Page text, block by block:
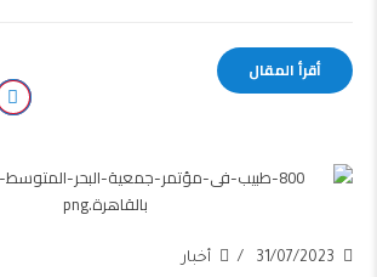
أقرأ المقال
31/07/2023 أخبار